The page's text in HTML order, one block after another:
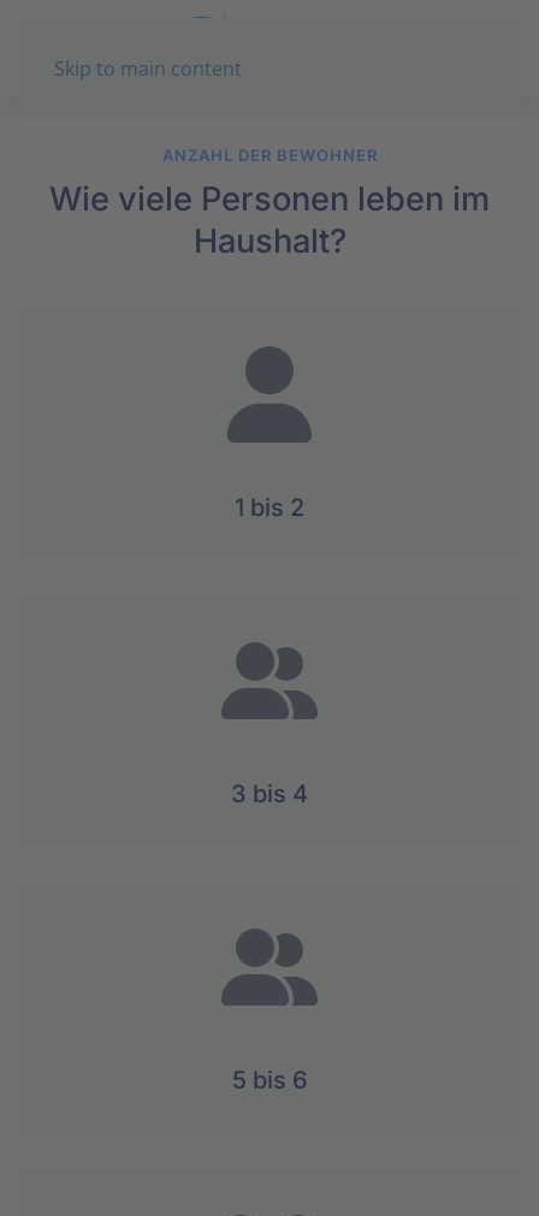
Skip to main content
ANZAHL DER BEWOHNER
Wie viele Personen leben im
Haushalt?
1 bis 2
3 bis 4
5 bis 6